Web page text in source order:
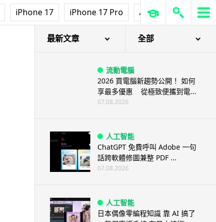
iPhone 17 iPhone 17 Pro AirPods Pro 3
最新文章 全部
流動電腦
2026 買電腦新趨勢公開！ 如何
享最多優惠 從極致便攜到電...
07.08.2026
人工智能
ChatGPT 免費呼叫 Adobe 一句
話跨軟體修圖兼整 PDF ...
07.08.2026
人工智能
日本偶像零編程知識 靠 AI 搞了